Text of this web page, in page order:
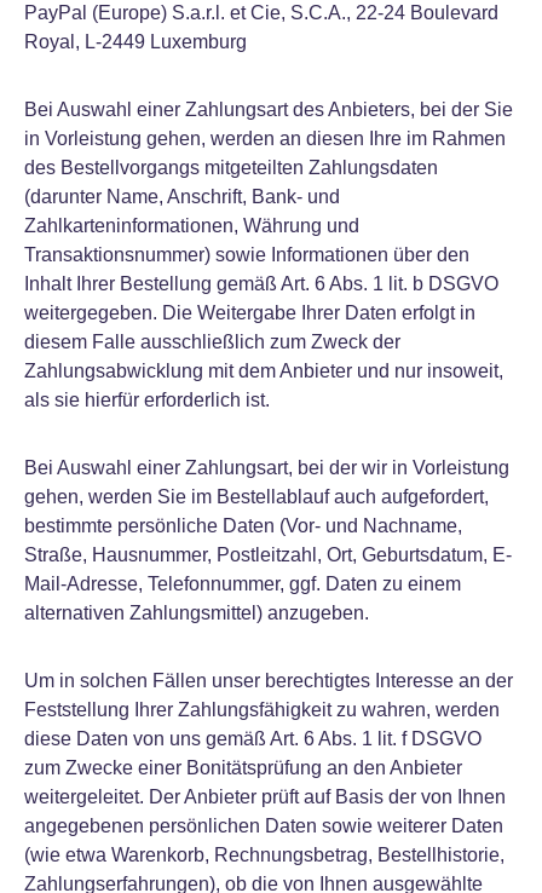
PayPal (Europe) S.a.r.l. et Cie, S.C.A., 22-24 Boulevard
Royal, L-2449 Luxemburg
Bei Auswahl einer Zahlungsart des Anbieters, bei der Sie
in Vorleistung gehen, werden an diesen Ihre im Rahmen
des Bestellvorgangs mitgeteilten Zahlungsdaten
(darunter Name, Anschrift, Bank- und
Zahlkarteninformationen, Währung und
Transaktionsnummer) sowie Informationen über den
Inhalt Ihrer Bestellung gemäß Art. 6 Abs. 1 lit. b DSGVO
weitergegeben. Die Weitergabe Ihrer Daten erfolgt in
diesem Falle ausschließlich zum Zweck der
Zahlungsabwicklung mit dem Anbieter und nur insoweit,
als sie hierfür erforderlich ist.
Bei Auswahl einer Zahlungsart, bei der wir in Vorleistung
gehen, werden Sie im Bestellablauf auch aufgefordert,
bestimmte persönliche Daten (Vor- und Nachname,
Straße, Hausnummer, Postleitzahl, Ort, Geburtsdatum, E-
Mail-Adresse, Telefonnummer, ggf. Daten zu einem
alternativen Zahlungsmittel) anzugeben.
Um in solchen Fällen unser berechtigtes Interesse an der
Feststellung Ihrer Zahlungsfähigkeit zu wahren, werden
diese Daten von uns gemäß Art. 6 Abs. 1 lit. f DSGVO
zum Zwecke einer Bonitätsprüfung an den Anbieter
weitergeleitet. Der Anbieter prüft auf Basis der von Ihnen
angegebenen persönlichen Daten sowie weiterer Daten
(wie etwa Warenkorb, Rechnungsbetrag, Bestellhistorie,
Zahlungserfahrungen), ob die von Ihnen ausgewählte